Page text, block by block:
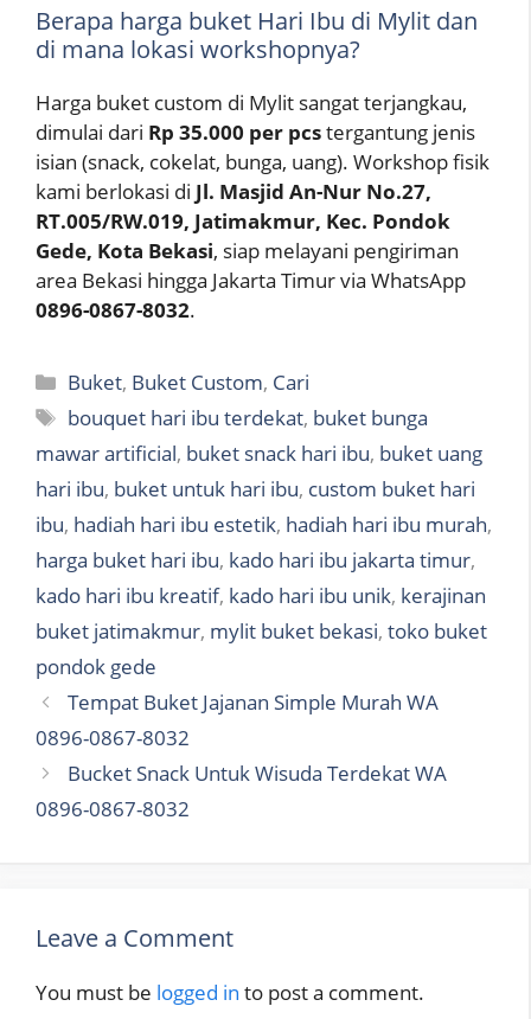
Berapa harga buket Hari Ibu di Mylit dan
di mana lokasi workshopnya?
Harga buket custom di Mylit sangat terjangkau,
dimulai dari Rp 35.000 per pcstergantung jenis
isian (snack, cokelat, bunga, uang). Workshop fisik
kami berlokasi di Jl. Masjid An-Nur No.27,
RT.005/RW.019, Jatimakmur, Kec. Pondok
Gede, Kota Bekasi, siap melayani pengiriman
area Bekasi hingga Jakarta Timur via WhatsApp
0896-0867-8032.
Categories
Buket, Buket Custom, Cari
Tags
bouquet hari ibu terdekat, buket bunga
mawar artificial, buket snack hari ibu, buket uang
hari ibu, buket untuk hari ibu, custom buket hari
ibu, hadiah hari ibu estetik, hadiah hari ibu murah,
harga buket hari ibu, kado hari ibu jakarta timur,
kado hari ibu kreatif, kado hari ibu unik, kerajinan
buket jatimakmur, mylit buket bekasi, toko buket
pondok gede
Tempat Buket Jajanan Simple Murah WA
0896-0867-8032
Bucket Snack Untuk Wisuda Terdekat WA
0896-0867-8032
Leave a Comment
You must be logged in to post a comment.